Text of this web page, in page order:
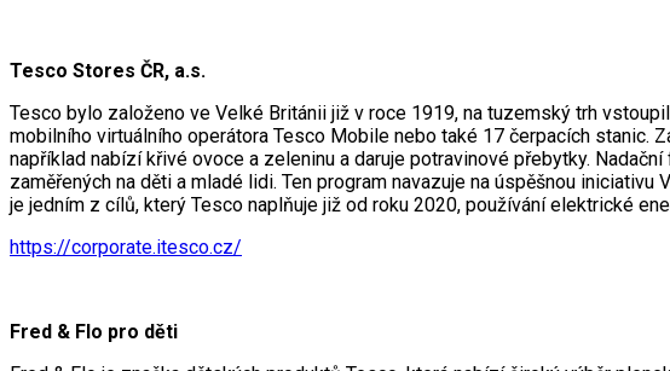
Tesco Stores ČR, a.s.
Tesco bylo založeno ve Velké Británii již v roce 1919, na tuzemský trh
mobilního virtuálního operátora Tesco Mobile nebo také 17 čerpacích stanic.
například nabízí křivé ovoce a zeleninu a daruje potravinové přebytky.
zaměřených na děti a mladé lidi. Ten program navazuje na úspěšnou
je jedním z cílů, který Tesco naplňuje již od roku 2020, používání elektrické
https://corporate.itesco.cz/
Fred & Flo pro děti